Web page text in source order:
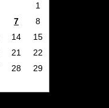
1
7
8
14
15
21
22
28
29